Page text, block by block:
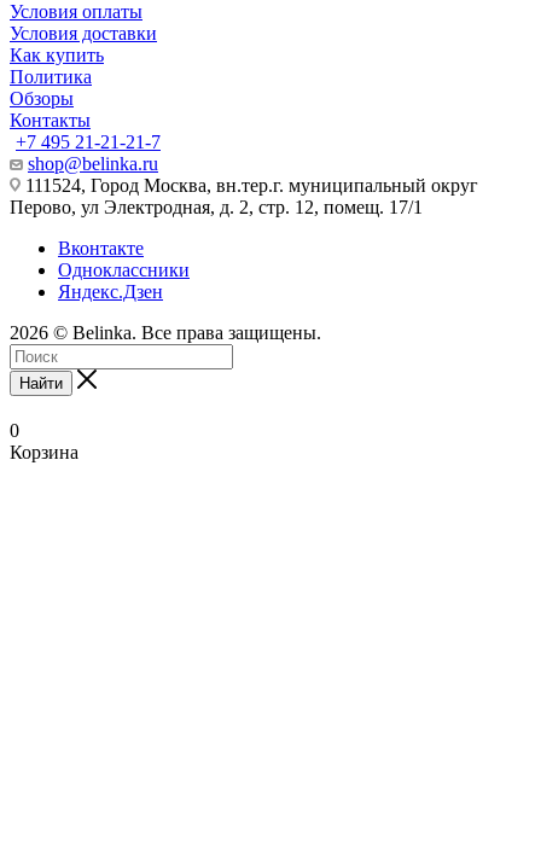
Условия оплаты
Условия доставки
Как купить
Политика
Обзоры
Контакты
+7 495 21-21-21-7
shop@belinka.ru
111524, Город Москва, вн.тер.г. муниципальный округ
Перово, ул Электродная, д. 2, стр. 12, помещ. 17/1
Вконтакте
Одноклассники
Яндекс.Дзен
2026 © Belinka. Все права защищены.
Найти
0
Корзина